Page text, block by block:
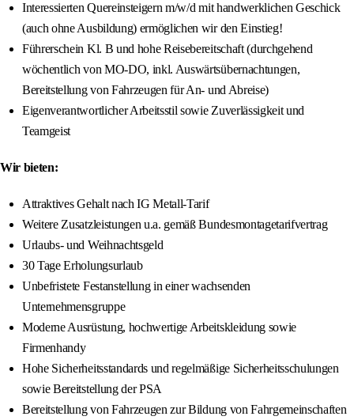
Interessierten Quereinsteigern m/w/d mit handwerklichen Geschick
(auch ohne Ausbildung) ermöglichen wir den Einstieg!
Führerschein Kl. B und hohe Reisebereitschaft (durchgehend
wöchentlich von MO-DO, inkl. Auswärtsübernachtungen,
Bereitstellung von Fahrzeugen für An- und Abreise)
Eigenverantwortlicher Arbeitsstil sowie Zuverlässigkeit und
Teamgeist
Wir bieten:
Attraktives Gehalt nach IG Metall-Tarif
Weitere Zusatzleistungen u.a. gemäß Bundesmontagetarifvertrag
Urlaubs- und Weihnachtsgeld
30 Tage Erholungsurlaub
Unbefristete Festanstellung in einer wachsenden
Unternehmensgruppe
Moderne Ausrüstung, hochwertige Arbeitskleidung sowie
Firmenhandy
Hohe Sicherheitsstandards und regelmäßige Sicherheitsschulungen
sowie Bereitstellung der PSA
Bereitstellung von Fahrzeugen zur Bildung von Fahrgemeinschaften